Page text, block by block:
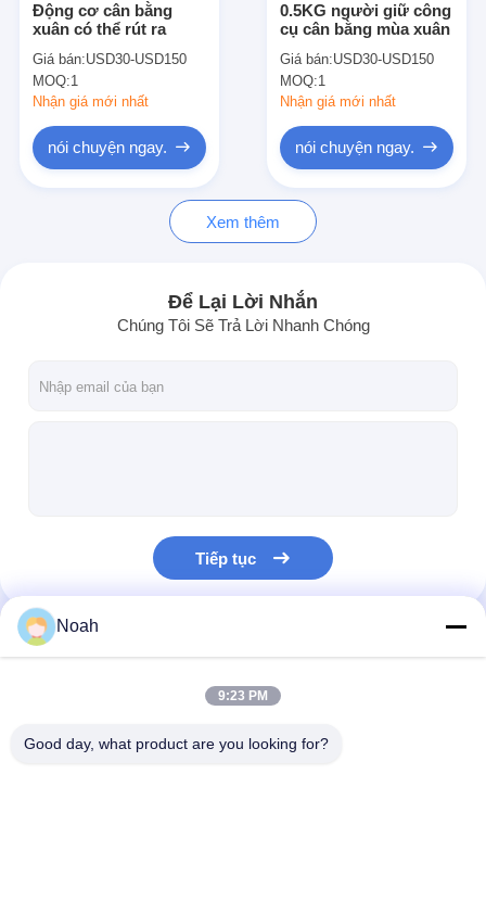
Tin tức
Tất cả các trường hợp
Máy hàn điểm di động
Máy hàn điểm tĩnh
Máy hàn điểm một bên
Máy hàn đường may
Động cơ cân bằng
xuân có thể rút ra
Giá bán:USD30-USD150
MOQ:1
Nhận giá mới nhất
nói chuyện ngay.
0.5KG người giữ công
cụ cân bằng mùa xuân
Giá bán:USD30-USD150
MOQ:1
Nhận giá mới nhất
nói chuyện ngay.
Xem thêm
Để Lại Lời Nhắn
Chúng Tôi Sẽ Trả Lời Nhanh Chóng
Tiếp tục
Danh Mục Của Chúng Tôi
Noah
9:23 PM
Good day, what product are you looking for?